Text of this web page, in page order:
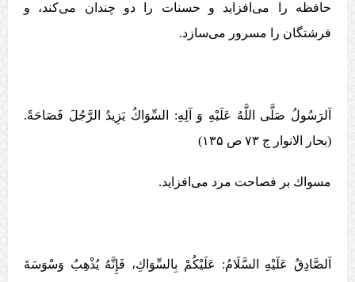
حافظه را می‌‏افزايد و حسنات را دو چندان می‌كند، و
فرشتگان را مسرور می‏‌سازد.
اَلرَسُولُ صَلَّی اللَّهُ عَلَيْهِ وَ آلِهِ:‏‏ السِّوَاكُ يَزِيدُ الرَّجُلَ فَصَاحَةً.
(بحار الانوار ج ۷۳ ص ۱۳۵)
مسواك بر فصاحت مرد می‌افزايد.
اَلصَّادِقُ عَلَيْهِ السَّلَامُ: عَلَيْكُمْ بِالسِّوَاكِ، فَإِنَّهُ‏ يُذْهِبُ‏ وَسْوَسَةَ